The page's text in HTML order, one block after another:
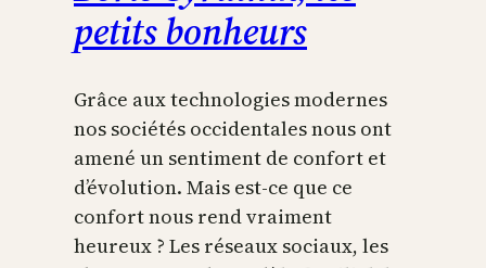
petits bonheurs
Grâce aux technologies modernes
nos sociétés occidentales nous ont
amené un sentiment de confort et
d’évolution. Mais est-ce que ce
confort nous rend vraiment
heureux ? Les réseaux sociaux, les